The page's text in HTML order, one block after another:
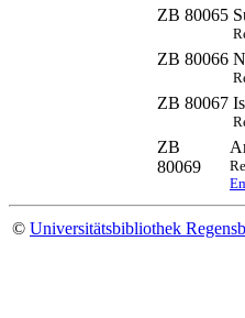
ZB 80065
ZB 80066
ZB 80067
ZB
80069
© Universitätsbibliothek